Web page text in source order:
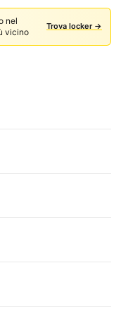
nel
vicino
Trova locker →